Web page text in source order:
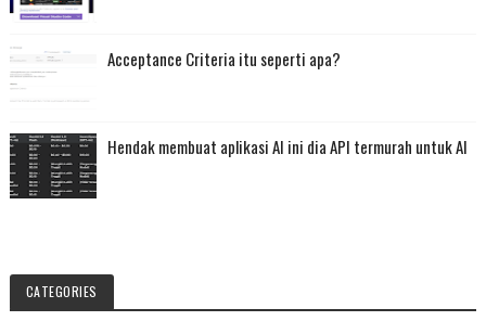
Acceptance Criteria itu seperti apa?
Hendak membuat aplikasi AI ini dia API termurah untuk AI
CATEGORIES